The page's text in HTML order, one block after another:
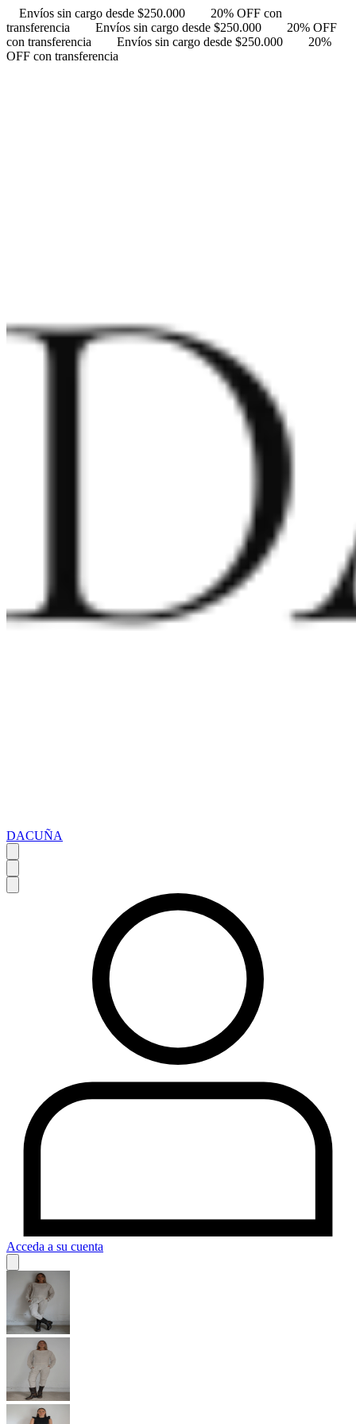
Envíos sin cargo desde $250.000
20% OFF con
transferencia
Envíos sin cargo desde $250.000
20% OFF
con transferencia
Envíos sin cargo desde $250.000
20%
OFF con transferencia
DACUÑA
Acceda a su cuenta